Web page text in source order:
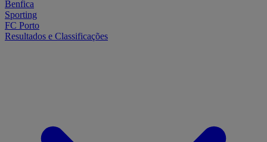
Benfica
Sporting
FC Porto
Resultados e Classificações